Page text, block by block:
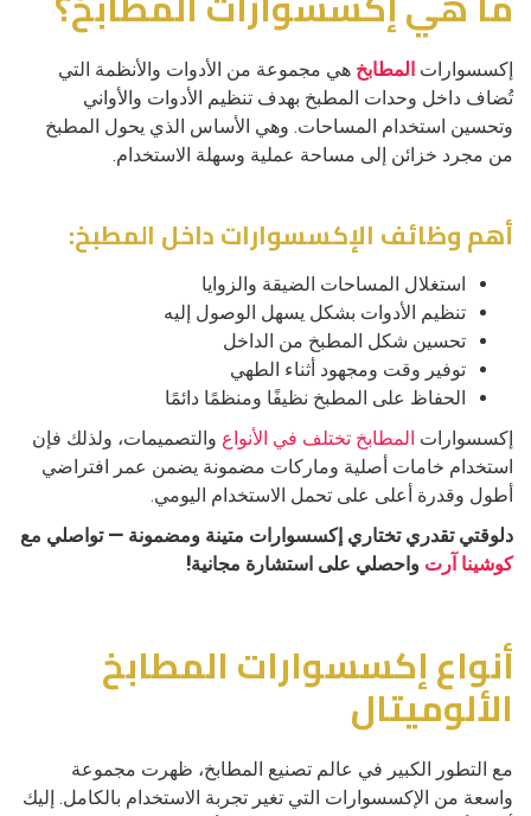
إكسسوارات المطابخ هي مجموعة من الأدوات والأنظمة التي
تُضاف داخل وحدات المطبخ بهدف تنظيم الأدوات والأواني
وتحسين استخدام المساحات. وهي الأساس الذي يحول المطبخ
من مجرد خزائن إلى مساحة عملية وسهلة الاستخدام.
أهم وظائف الإكسسوارات داخل المطبخ:
استغلال المساحات الضيقة والزوايا
تنظيم الأدوات بشكل يسهل الوصول إليه
تحسين شكل المطبخ من الداخل
توفير وقت ومجهود أثناء الطهي
الحفاظ على المطبخ نظيفًا ومنظمًا دائمًا
إكسسوارات المطابخ تختلف في الأنواع والتصميمات، ولذلك فإن
استخدام خامات أصلية وماركات مضمونة يضمن عمر افتراضي
أطول وقدرة أعلى على تحمل الاستخدام اليومي.
دلوقتي تقدري تختاري إكسسوارات متينة ومضمونة — تواصلي مع
كوشينا آرت واحصلي على استشارة مجانية!
أنواع إكسسوارات المطابخ
الألوميتال
مع التطور الكبير في عالم تصنيع المطابخ، ظهرت مجموعة
واسعة من الإكسسوارات التي تغير تجربة الاستخدام بالكامل. إليك